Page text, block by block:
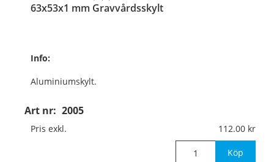
63x53x1 mm Gravvårdsskylt
Art nr: 2005
Info:
Aluminiumskylt.
Med aluminiumskena
350x10x3 mm
Pris exkl. 112.00
Köp